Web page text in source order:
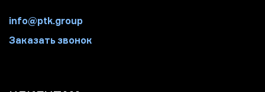
info@ptk.group
Заказать звонок